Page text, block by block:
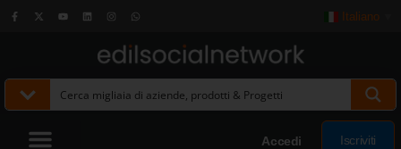
Italiano
Accedi Iscriviti